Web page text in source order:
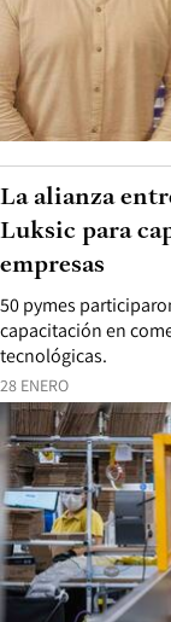
28 ENERO
50 pymes
capacitación en
tecnológicas.
La alianza
Luksic para
empresas